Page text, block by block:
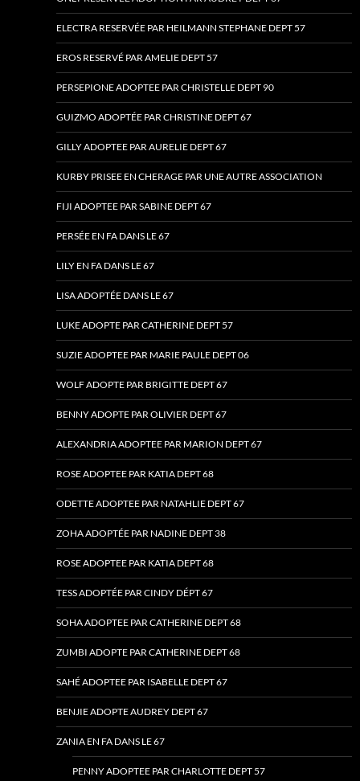
ELECTRA RESERVÉE PAR HEILMANN STEPHANE DEPT 57
EROS RESERVÉ PAR AMELIE DEPT 57
PERSEPIONE ADOPTEE PAR CHRISTELLE DEPT 90
GUIZMO ADOPTÉE PAR CHRISTINE DEPT 67
GILLY ADOPTEE PAR AURELIE DEPT 67
KURBY PRISEE EN CHERAGE PAR UNE AUTRE ASSOCIATION
FIJI ADOPTEE PAR SABINE DEPT 67
PERSÉE EN FA DANS LE 67
LILY EN FA DANS LE 67
LISA ADOPTÉE DANS LE 67
LUKE ADOPTE PAR CATHERINE DEPT 57
SUZIE ADOPTEE PAR MARIE PAULE DEPT 06
WOLF ADOPTE PAR BRIGITTE DEPT 67
BENNY ADOPTE PAR OLIVIER DEPT 67
ALEXANDRIA ADOPTEE PAR MARION DEPT 67
ROSE ADOPTEE PAR KATIA DEPT 68
ODETTE ADOPTEE PAR NATAHLIE DEPT 67
ZOHA ADOPTÉE PAR NADINE DEPT 38
ROSE ADOPTEE PAR KATIA DEPT 68
TESS ADOPTÉE PAR CINDY DÉPT 67
SOHA ADOPTEE PAR CATHERINE DEPT 68
ZUMBI ADOPTE PAR CATHERINE DEPT 68
SAHÉ ADOPTEE PAR ISABELLE DEPT 67
BENJIE ADOPTE AUDREY DEPT 67
ZANIA EN FA DANS LE 67
PENNY ADOPTEE PAR CHARLOTTE DEPT 57